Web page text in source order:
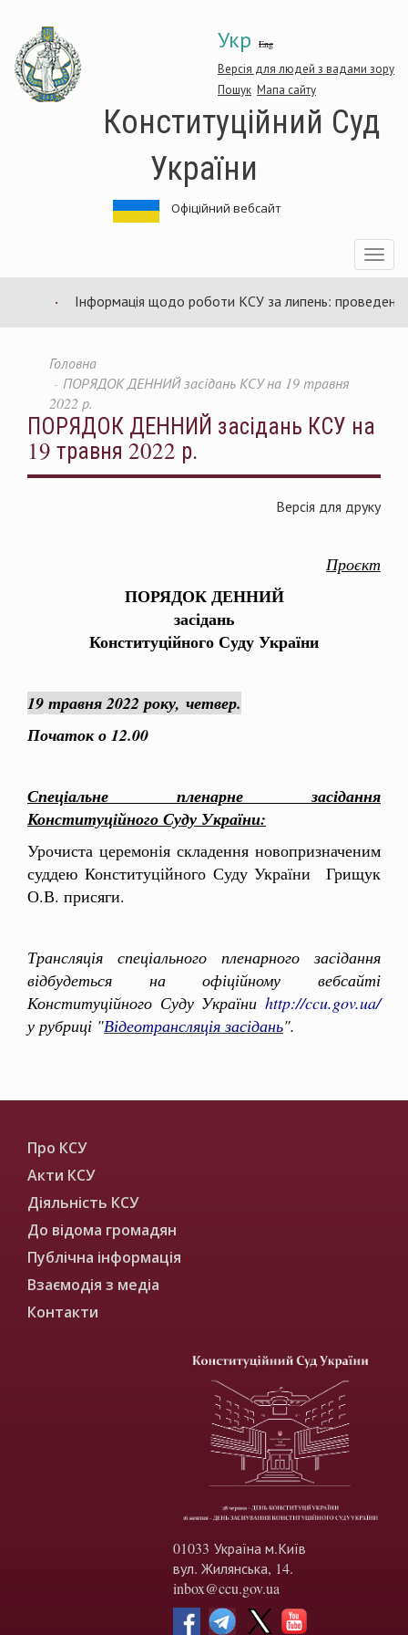
основного
матеріалу
Укр Eng
Версія для людей з вадами зору
Пошук Мапа сайту
Конституційний Суд
України
Офіційний вебсайт
Toggle
Інформація щодо роботи КСУ за липень: проведено
Головна
ПОРЯДОК ДЕННИЙ засідань КСУ на 19 травня
2022 р.
ПОРЯДОК ДЕННИЙ засідань КСУ на
19 травня 2022 р.
Версія для друку
Проєкт
ПОРЯДОК ДЕННИЙ
засідань
Конституційного Суду України
19 травня 2022 року, четвер.
Початок о 12.00
Спеціальне пленарне засідання
Конституційного Суду України:
Урочиста церемонія складення новопризначеним
суддею Конституційного Суду України Грищук
О.В. присяги.
Трансляція спеціального пленарного засідання
відбудеться на офіційному вебсайті
Конституційного Суду України http://ccu.gov.ua/
у рубриці "Відеотрансляція засідань".
Про КСУ
Акти КСУ
Діяльність КСУ
До відома громадян
Публічна інформація
Взаємодія з медіа
Контакти
01033 Україна м.Київ
вул. Жилянська, 14.
inbox@ccu.gov.ua